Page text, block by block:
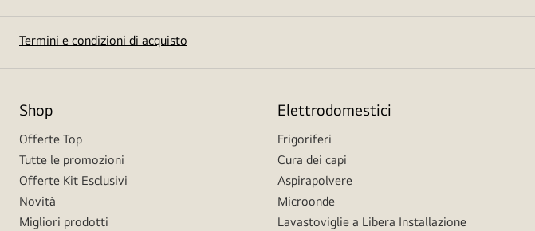
Termini e condizioni di acquisto
Shop
Offerte Top
Tutte le promozioni
Offerte Kit Esclusivi
Novità
Migliori prodotti
Elettrodomestici
Frigoriferi
Cura dei capi
Aspirapolvere
Microonde
Lavastoviglie a Libera Installazione